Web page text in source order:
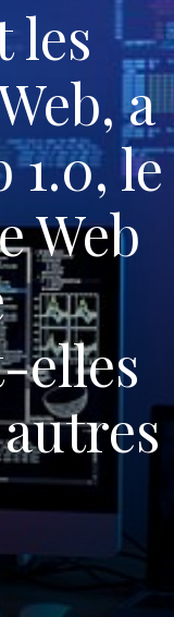
les
a
1.0, le
Web
elles